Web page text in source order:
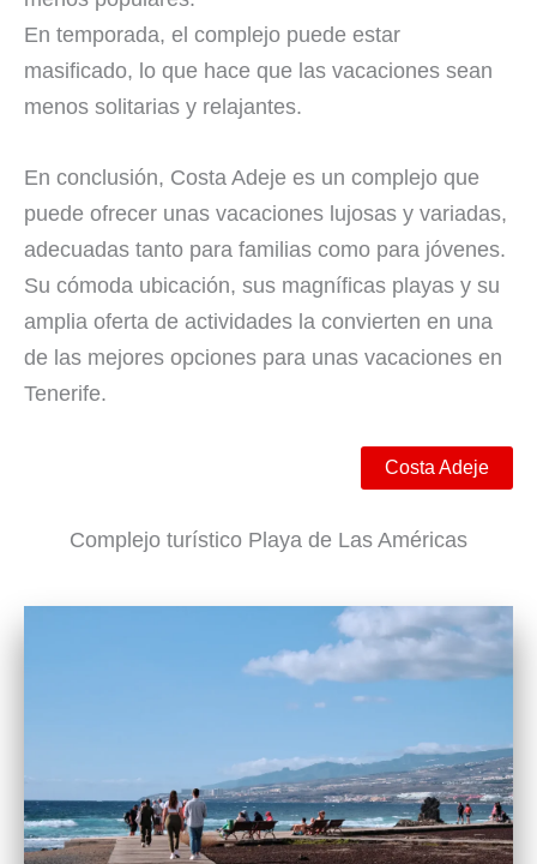
En temporada, el complejo puede estar
masificado, lo que hace que las vacaciones sean
menos solitarias y relajantes.
En conclusión, Costa Adeje es un complejo que
puede ofrecer unas vacaciones lujosas y variadas,
adecuadas tanto para familias como para jóvenes.
Su cómoda ubicación, sus magníficas playas y su
amplia oferta de actividades la convierten en una
de las mejores opciones para unas vacaciones en
Tenerife.
Costa Adeje
Complejo turístico Playa de Las Américas